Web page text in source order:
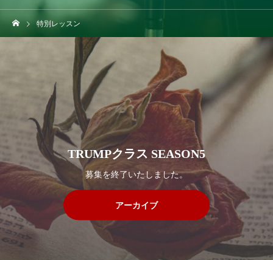
特別レッスン
TRUMPクラス SEASON5
募集を終了いたしました。
アーカイブ